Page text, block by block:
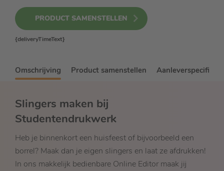
PRODUCT SAMENSTELLEN
{deliveryTimeText}
Omschrijving Product samenstellen
Slingers maken bij
Studentendrukwerk
Heb je binnenkort een huisfeest of bijvoorbeeld een
borrel? Maak dan je eigen slingers en laat ze afdrukken!
In ons makkelijk bedienbare Online Editor maak jij